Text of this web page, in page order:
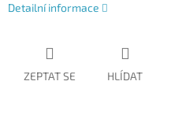
Detailní informace
ZEPTAT SE HLÍDAT